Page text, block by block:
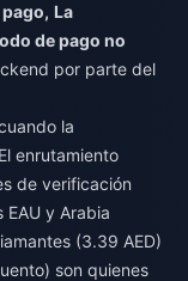
La
de pago no
por parte del
la
enrutamiento
de verificación
y Arabia
(3.39 AED)
son quienes